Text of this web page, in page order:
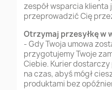
zespół wsparcia
przeprowadzić Cię
Otrzymaj przesyłkę w
- Gdy Twoja umowa
przygotujemy Twoje
Ciebie. Kurier
na czas, abyś mógł
produktami bez